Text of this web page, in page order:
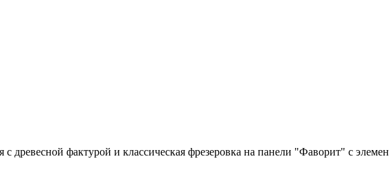
древесной фактурой и классическая фрезеровка на панели "Фаворит" с